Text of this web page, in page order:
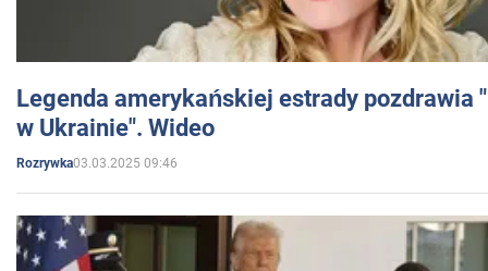
Legenda amerykańskiej estrady pozdrawia
w Ukrainie". Wideo
Rozrywka03.03.2025 09:46